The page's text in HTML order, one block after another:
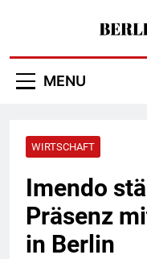
MENU
WIRTSCHAFT
Imendo
Präsenz
in Berlin